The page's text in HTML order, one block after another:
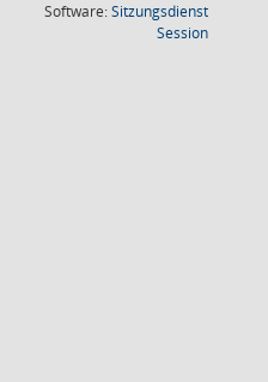
Software:Sitzungsdienst
Session(Wird in